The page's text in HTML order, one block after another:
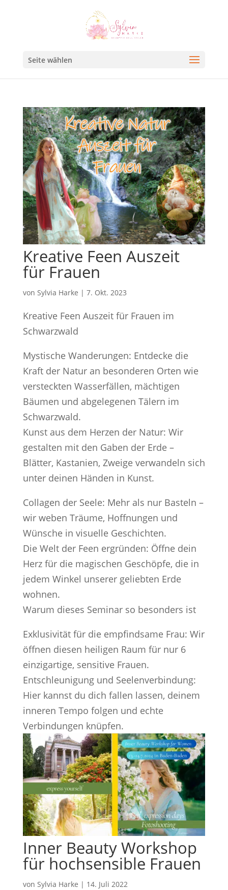
Seite wählen
Kreative Feen Auszeit
für Frauen
von Sylvia Harke | 7. Okt. 2023
Kreative Feen Auszeit für Frauen im
Schwarzwald
Mystische Wanderungen: Entdecke die
Kraft der Natur an besonderen Orten wie
versteckten Wasserfällen, mächtigen
Bäumen und abgelegenen Tälern im
Schwarzwald.
Kunst aus dem Herzen der Natur: Wir
gestalten mit den Gaben der Erde –
Blätter, Kastanien, Zweige verwandeln sich
unter deinen Händen in Kunst.
Collagen der Seele: Mehr als nur Basteln –
wir weben Träume, Hoffnungen und
Wünsche in visuelle Geschichten.
Die Welt der Feen ergründen: Öffne dein
Herz für die magischen Geschöpfe, die in
jedem Winkel unserer geliebten Erde
wohnen.
Warum dieses Seminar so besonders ist
Exklusivität für die empfindsame Frau: Wir
öffnen diesen heiligen Raum für nur 6
einzigartige, sensitive Frauen.
Entschleunigung und Seelenverbindung:
Hier kannst du dich fallen lassen, deinem
inneren Tempo folgen und echte
Verbindungen knüpfen.
Inner Beauty Workshop
für hochsensible Frauen
von Sylvia Harke | 14. Juli 2022